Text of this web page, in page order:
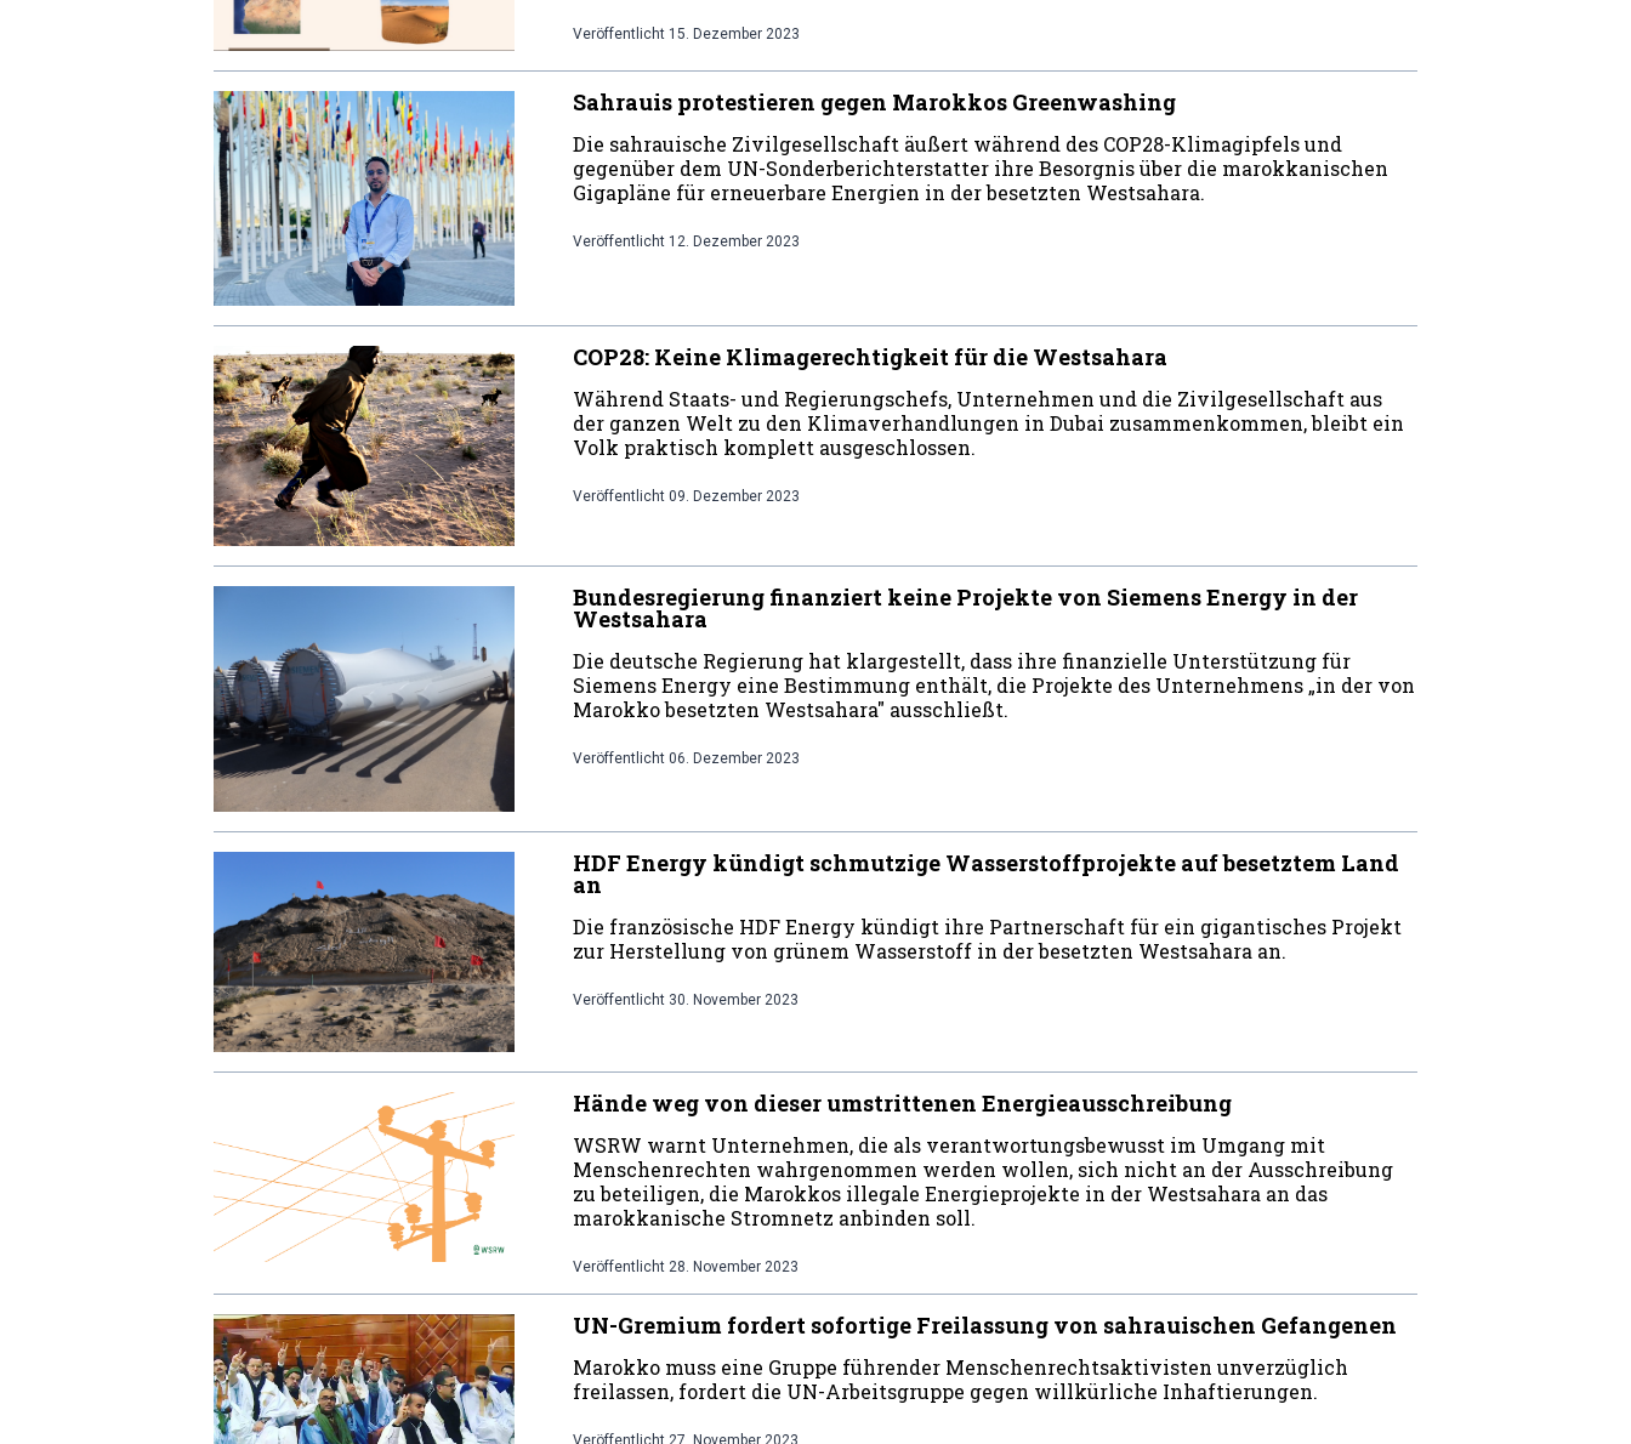
Veröffentlicht 15. Dezember 2023
Sahrauis protestieren gegen Marokkos Greenwashing
Die sahrauische Zivilgesellschaft äußert während des COP28-Klimagipfels und
gegenüber dem UN-Sonderberichterstatter ihre Besorgnis über die marokkanischen
Gigapläne für erneuerbare Energien in der besetzten Westsahara.
Veröffentlicht 12. Dezember 2023
COP28: Keine Klimagerechtigkeit für die Westsahara
Während Staats- und Regierungschefs, Unternehmen und die Zivilgesellschaft aus
der ganzen Welt zu den Klimaverhandlungen in Dubai zusammenkommen, bleibt ein
Volk praktisch komplett ausgeschlossen.
Veröffentlicht 09. Dezember 2023
Bundesregierung finanziert keine Projekte von Siemens Energy in der
Westsahara
Die deutsche Regierung hat klargestellt, dass ihre finanzielle Unterstützung für
Siemens Energy eine Bestimmung enthält, die Projekte des Unternehmens „in der von
Marokko besetzten Westsahara" ausschließt.
Veröffentlicht 06. Dezember 2023
HDF Energy kündigt schmutzige Wasserstoffprojekte auf besetztem Land
an
Die französische HDF Energy kündigt ihre Partnerschaft für ein gigantisches Projekt
zur Herstellung von grünem Wasserstoff in der besetzten Westsahara an.
Veröffentlicht 30. November 2023
Hände weg von dieser umstrittenen Energieausschreibung
WSRW warnt Unternehmen, die als verantwortungsbewusst im Umgang mit
Menschenrechten wahrgenommen werden wollen, sich nicht an der Ausschreibung
zu beteiligen, die Marokkos illegale Energieprojekte in der Westsahara an das
marokkanische Stromnetz anbinden soll.
Veröffentlicht 28. November 2023
UN-Gremium fordert sofortige Freilassung von sahrauischen Gefangenen
Marokko muss eine Gruppe führender Menschenrechtsaktivisten unverzüglich
freilassen, fordert die UN-Arbeitsgruppe gegen willkürliche Inhaftierungen.
Veröffentlicht 27. November 2023